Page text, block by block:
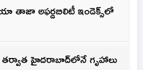
తాజా అఫర్డబిలిటీ ఇండెక్స్‌లో
తర్వాత హైదరాబాద్‌లోనే గృహాలు